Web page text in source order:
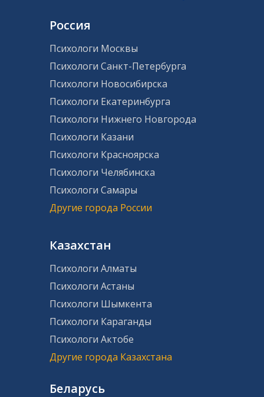
Россия
Психологи Москвы
Психологи Санкт-Петербурга
Психологи Новосибирска
Психологи Екатеринбурга
Психологи Нижнего Новгорода
Психологи Казани
Психологи Красноярска
Психологи Челябинска
Психологи Самары
Другие города России
Казахстан
Психологи Алматы
Психологи Астаны
Психологи Шымкента
Психологи Караганды
Психологи Актобе
Другие города Казахстана
Беларусь